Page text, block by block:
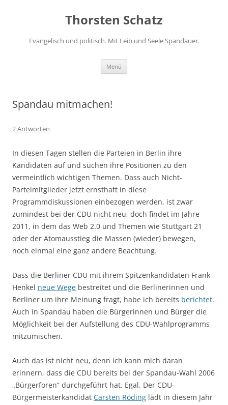
Thorsten Schatz
Evangelisch und politisch. Mit Leib und Seele Spandauer.
Menü
Spandau mitmachen!
2 Antworten
In diesen Tagen stellen die Parteien in Berlin ihre
Kandidaten auf und suchen ihre Positionen zu den
vermeintlich wichtigen Themen. Dass auch Nicht-
Parteimitglieder jetzt ernsthaft in diese
Programmdiskussionen einbezogen werden, ist zwar
zumindest bei der CDU nicht neu, doch findet im Jahre
2011, in dem das Web 2.0 und Themen wie Stuttgart 21
oder der Atomausstieg die Massen (wieder) bewegen,
noch einmal eine ganz andere Beachtung.
Dass die Berliner CDU mit ihrem Spitzenkandidaten Frank
Henkel neue Wege bestreitet und die Berlinerinnen und
Berliner um ihre Meinung fragt, habe ich bereits berichtet.
Auch in Spandau haben die Bürgerinnen und Bürger die
Möglichkeit bei der Aufstellung des CDU-Wahlprogramms
mitzumischen.
Auch das ist nicht neu, denn ich kann mich daran
erinnern, dass die CDU bereits bei der Spandau-Wahl 2006
„Bürgerforen“ durchgeführt hat. Egal. Der CDU-
Bürgermeisterkandidat Carsten Röding lädt in diesem Jahr